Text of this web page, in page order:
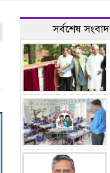
সর্বশেষ সংবাদ